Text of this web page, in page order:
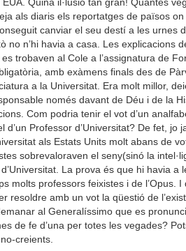
als diaris els reportatges de països on
canviar el seu destí a les urnes
no n’hi havia a casa. Les explicacions
trobaven al Cole a l’assignatura de
amb exàmens finals des de
a la Universitat. Era molt millor,
només davant de Déu i de la
Com podria tenir el vot d’un
d’un Professor d’Universitat? De fet, jo
als Estats Units molt abans de
sobrevaloraven el seny(sinó la
La prova és que hi havia a
molts professors feixistes i de l’Opus. I
resoldre amb un vot la qüestió de
al Generalíssimo que es
de fe d’una per totes les vegades?
creients.